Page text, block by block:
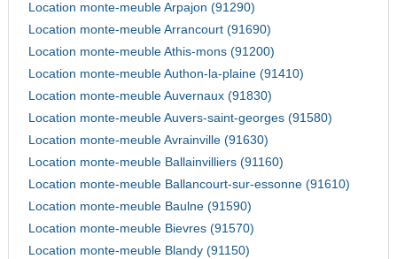
Location monte-meuble Arpajon (91290)
Location monte-meuble Arrancourt (91690)
Location monte-meuble Athis-mons (91200)
Location monte-meuble Authon-la-plaine (91410)
Location monte-meuble Auvernaux (91830)
Location monte-meuble Auvers-saint-georges (91580)
Location monte-meuble Avrainville (91630)
Location monte-meuble Ballainvilliers (91160)
Location monte-meuble Ballancourt-sur-essonne (91610)
Location monte-meuble Baulne (91590)
Location monte-meuble Bievres (91570)
Location monte-meuble Blandy (91150)